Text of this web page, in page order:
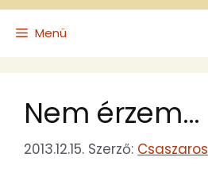
Menü
Nem érzem…
2013.12.15. Szerző: Csaszaros